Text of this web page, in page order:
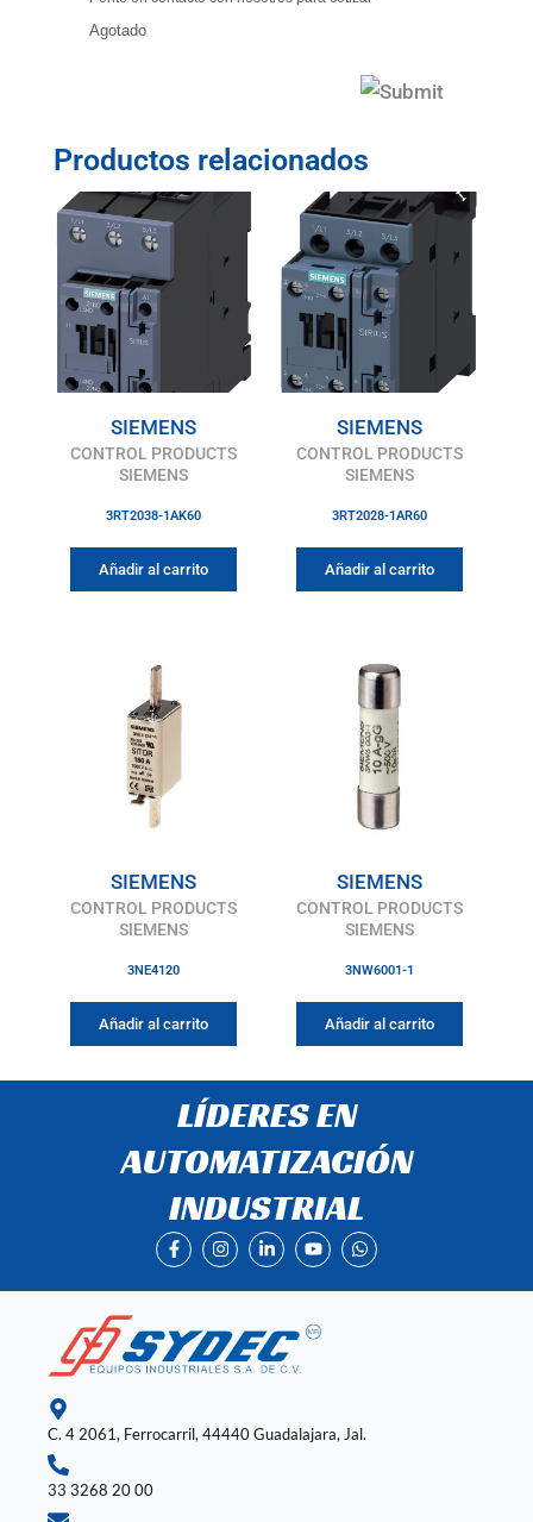
Agotado
Productos relacionados
SIEMENS
CONTROL PRODUCTS
SIEMENS
3RT2038-1AK60
Añadir al carrito
SIEMENS
CONTROL PRODUCTS
SIEMENS
3RT2028-1AR60
Añadir al carrito
SIEMENS
CONTROL PRODUCTS
SIEMENS
3NE4120
Añadir al carrito
SIEMENS
CONTROL PRODUCTS
SIEMENS
3NW6001-1
Añadir al carrito
LÍDERES EN
AUTOMATIZACIÓN
INDUSTRIAL
F
a
c
e
o
o
k
I
n
s
t
g
r
a
L
i
n
k
d
i
n
Y
o
u
t
b
e
W
h
a
t
C. 4 2061, Ferrocarril, 44440 Guadalajara, Jal.
33 3268 20 00